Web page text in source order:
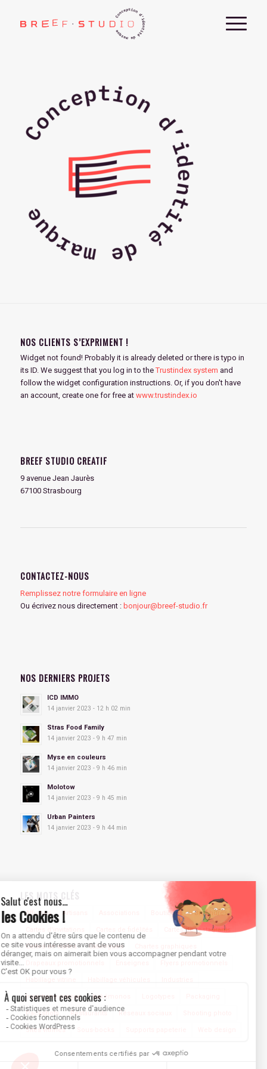
NOS CLIENTS S’EXPRIMENT !
Widget not found! Probably it is already deleted or there is typo in
its ID. We suggest that you log in to theTrustindex system and
follow the widget configuration instructions. Or, if you don't have
an account, create one for free at www.trustindex.io
BREEF STUDIO CREATIF
9 avenue Jean Jaurès
67100 Strasbourg
CONTACTEZ-NOUS
Remplissez notre formulaire en ligne
Ou écrivez nous directement : bonjour@breef-studio.fr
NOS DERNIERS PROJETS
ICD IMMO
14 janvier 2023 - 12 h 02 min
Stras Food Family
14 janvier 2023 - 9 h 47 min
Myse en couleurs
14 janvier 2023 - 9 h 46 min
Molotow
14 janvier 2023 - 9 h 45 min
Urban Painters
14 janvier 2023 - 9 h 44 min
LES MOTS CLÉS
Affiches Artisans Boutiques Brochures
Cartes de restaurants
Cartes de visites Catalogues
Insertions presse Kakémonos
Packshots Restaurants Réseaux sociaux
Sites vitrines